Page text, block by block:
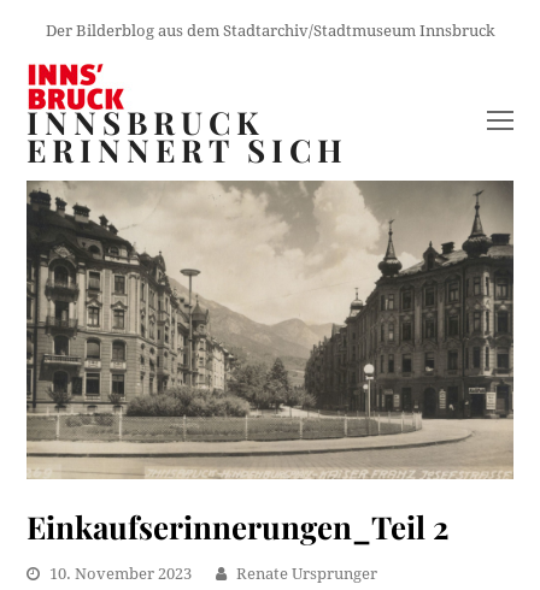
Der Bilderblog aus dem Stadtarchiv/Stadtmuseum Innsbruck
INNSBRUCK
ERINNERT SICH
Einkaufserinnerungen_Teil 2
10. November 2023
Renate Ursprunger